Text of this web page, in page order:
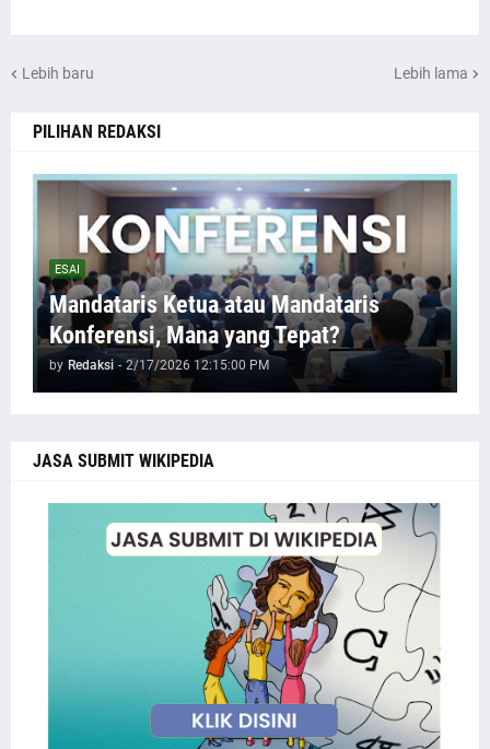
Lebih baru Lebih lama
PILIHAN REDAKSI
ESAI
Mandataris Ketua atau Mandataris
Konferensi, Mana yang Tepat?
by Redaksi - 2/17/2026 12:15:00 PM
JASA SUBMIT WIKIPEDIA